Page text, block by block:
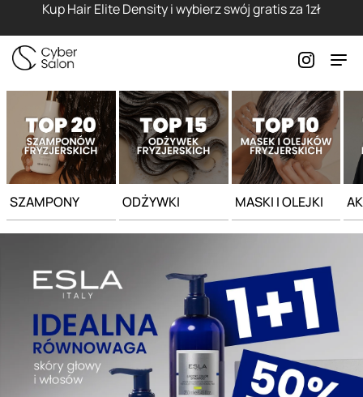
Kup Hair Elite Density i wybierz swój gratis za 1zł
SZAMPONY ODŻYWKI MASKI I OLEJKI
Strona główna - Cyber Salon